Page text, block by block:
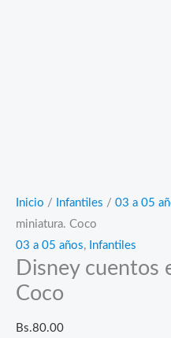
Inicio / Infantiles / 03 a 05
miniatura. Coco
03 a 05 años, Infantiles
Disney cuentos
Coco
Bs.80.00